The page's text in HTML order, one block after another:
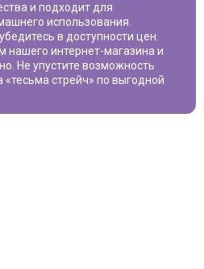
и подходит для
использования.
в доступности цен.
нашего интернет-магазина и
Не упустите возможность
«тесьма стрейч» по выгодной